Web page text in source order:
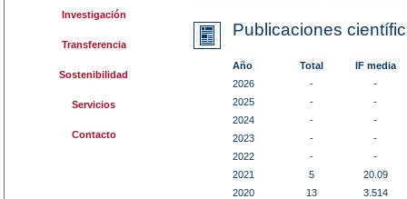
Investigación
Transferencia
Sostenibilidad
Servicios
Contacto
Publicaciones
Año Total
IF media
2026
-
-
2025
-
-
2024
-
-
2023
-
-
2022
-
-
2021
5
20.09
2020
13
3.514